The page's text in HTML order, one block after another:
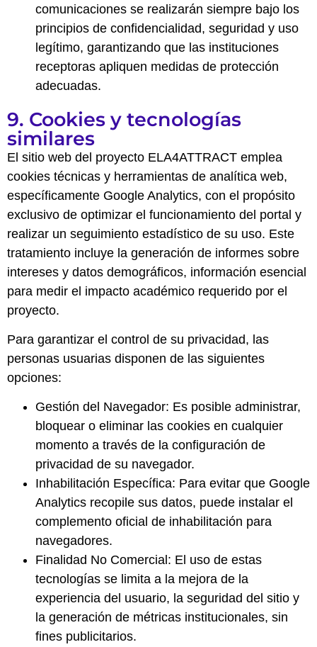
comunicaciones se realizarán siempre bajo los
principios de confidencialidad, seguridad y uso
legítimo, garantizando que las instituciones
receptoras apliquen medidas de protección
adecuadas.
9. Cookies y tecnologías
similares
El sitio web del proyecto ELA4ATTRACT emplea
cookies técnicas y herramientas de analítica web,
específicamente Google Analytics, con el propósito
exclusivo de optimizar el funcionamiento del portal y
realizar un seguimiento estadístico de su uso. Este
tratamiento incluye la generación de informes sobre
intereses y datos demográficos, información esencial
para medir el impacto académico requerido por el
proyecto.
Para garantizar el control de su privacidad, las
personas usuarias disponen de las siguientes
opciones:
Gestión del Navegador: Es posible administrar,
bloquear o eliminar las cookies en cualquier
momento a través de la configuración de
privacidad de su navegador.
Inhabilitación Específica: Para evitar que Google
Analytics recopile sus datos, puede instalar el
complemento oficial de inhabilitación para
navegadores.
Finalidad No Comercial: El uso de estas
tecnologías se limita a la mejora de la
experiencia del usuario, la seguridad del sitio y
la generación de métricas institucionales, sin
fines publicitarios.